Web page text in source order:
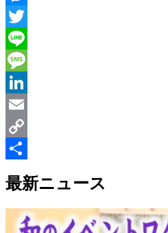
最新ニュース